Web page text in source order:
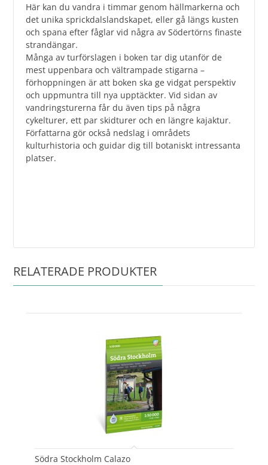
Här kan du vandra i timmar genom hällmarkerna och
det unika sprickdalslandskapet, eller gå längs kusten
och spana efter fåglar vid några av Södertörns finaste
strandängar.
Många av turförslagen i boken tar dig utanför de
mest uppenbara och vältrampade stigarna –
förhoppningen är att boken ska ge vidgat perspektiv
och uppmuntra till nya upptäckter. Vid sidan av
vandringsturerna får du även tips på några
cykelturer, ett par skidturer och en längre kajaktur.
Författarna gör också nedslag i områdets
kulturhistoria och guidar dig till botaniskt intressanta
platser.
RELATERADE PRODUKTER
Södra Stockholm Calazo